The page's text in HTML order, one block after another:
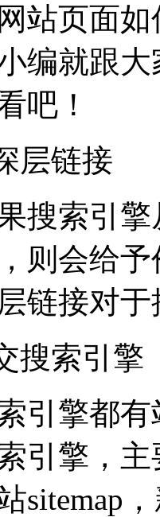
站页面
编就跟
吧！
层链接
搜索引
则会给
链接对
搜索引擎
引擎都
引擎，
sitemap